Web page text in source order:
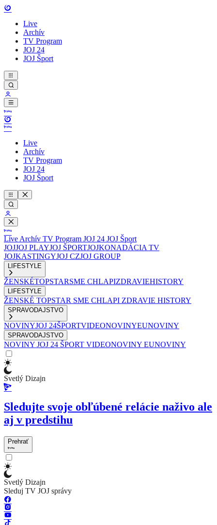
Live
Archív
TV Program
JOJ 24
JOJ Šport
Live
Archív
TV Program
JOJ 24
JOJ Šport
Live Archív TV Program JOJ 24 JOJ Šport
JOJJOJ PLAYJOJ ŠPORTJOJKONADÁCIA TV
JOJKASTINGYJOJ CZJOJ GROUP
LIFESTYLE
ŽENSKÉTOPSTARSME CHLAPIZDRAVIEHISTORY
LIFESTYLE
ŽENSKÉ TOPSTAR SME CHLAPI ZDRAVIE HISTORY
SPRAVODAJSTVO
NOVINYJOJ 24ŠPORTVIDEONOVINYEUNOVINY
SPRAVODAJSTVO
NOVINY JOJ 24 ŠPORT VIDEONOVINY EUNOVINY
Svetlý Dizajn
Sledujte svoje obľúbené relácie naživo ale
aj v predstihu
Prehrať
Svetlý Dizajn
Sleduj TV JOJ správy